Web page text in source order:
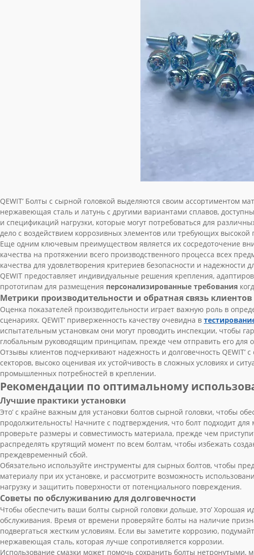
QEWIT’ Болты с сырной головкой выделяются своим ассортиментом
нержавеющая сталь и латунь с другими вариантами сплавов,
и спецификаций нагрузки, которые могут потребоваться для
дело с воздействием коррозивных элементов или требующих высокой
Еще одним ключевым преимуществом является их сосредоточение
качества на протяжении всего производственного процесса всех
качества для удовлетворения критериев безопасности и надежности
QEWIT предоставляет индивидуальные решения крепления,
прототипам для размещения персонализированные требования
Метрики производительности и обратная связь клиентов
Оценка показателей производительности играет важную роль в
сценариях. QEWIT’ приверженность качеству очевидна в
испытательным установкам они могут проводить инспекции, чтобы
глобальным руководящим принципам, прежде чем отправить его для
Отзывы клиентов подчеркивают надежность и долговечность
секторов, высоко оценивая их устойчивость в сложных условиях и
промышленных потребностей в креплении.
Рекомендации по оптимальному
Лучшие практики установки
Это’ с крайне важным для установки болтов сырной головки, чтобы
продолжительность! Начните с подтверждения, что болт подходит
проверьте размеры и совместимость материала, прежде чем
распределять крутящий момент по всем болтам, чтобы избежать
преждевременный сбой.
Обязательно используйте инструменты для сырных болтов, чтобы
материалу при их установке, и рассмотрите возможность
нагрузку и защитить поверхности от потенциального повреждения.
Советы по обслуживанию для долговечности
Чтобы обеспечить ваши болты сырной головки дольше, это’ Хорошая
обслуживания. Время от времени проверяйте болты на наличие
подвергаться жестким условиям. Если вы заметите коррозию,
нержавеющая сталь, которая лучше сопротивляется коррозии.
Использование смазки может помочь сохранить болты